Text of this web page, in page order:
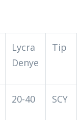
Lycra
Denye
Tip
20-40 SCY